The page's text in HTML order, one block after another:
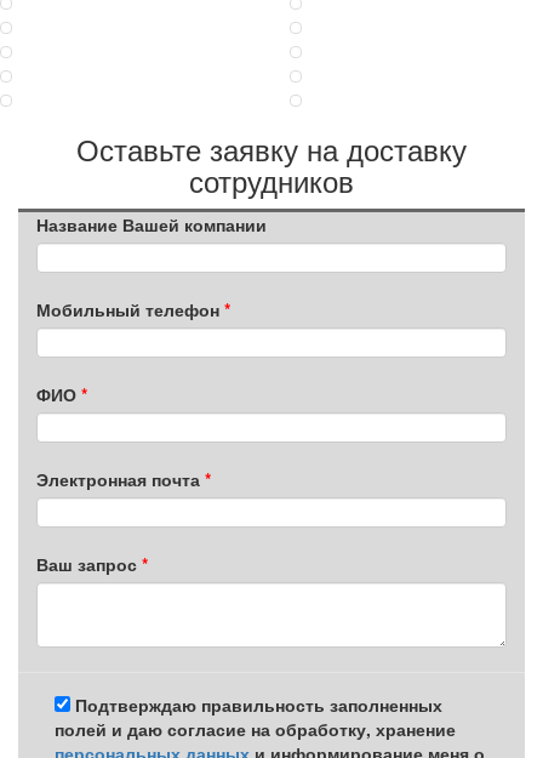
Оставьте заявку на доставку
сотрудников
Название Вашей компании
Мобильный телефон
ФИО
Электронная почта
Ваш запрос
Подтверждаю правильность заполненных
полей и даю согласие на обработку, хранение